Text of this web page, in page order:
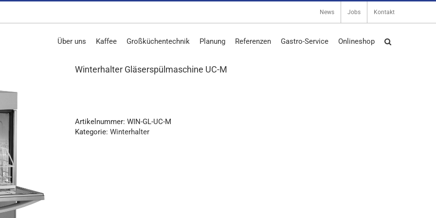
News Jobs Kontakt
Über uns Kaffee Großküchentechnik Planung Referenzen Gastro-Service Onlineshop
Winterhalter Gläserspülmaschine UC-M
Artikelnummer: WIN-GL-UC-M
Kategorie: Winterhalter